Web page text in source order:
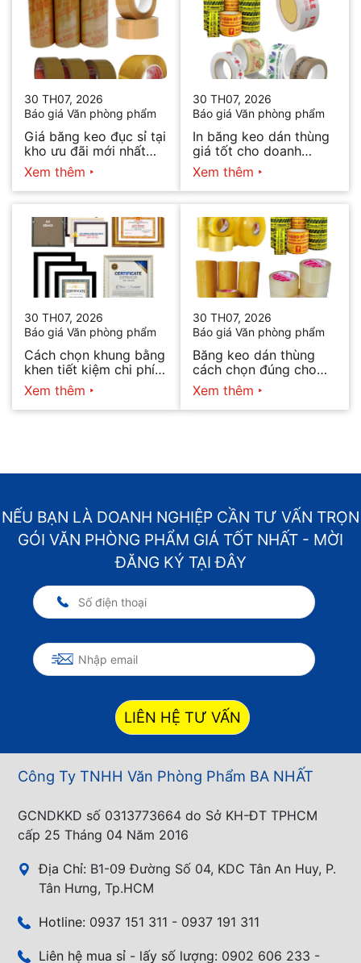
30 TH07, 2026
Báo giá Văn phòng phẩm
Giá băng keo đục sỉ tại
kho ưu đãi mới nhất
2026
Xem thêm
30 TH07, 2026
Báo giá Văn phòng phẩm
In băng keo dán thùng
giá tốt cho doanh
nghiệp bán hàng
Xem thêm
30 TH07, 2026
Báo giá Văn phòng phẩm
Cách chọn khung bằng
khen tiết kiệm chi phí
mà vẫn đẹp
Xem thêm
30 TH07, 2026
Báo giá Văn phòng phẩm
Băng keo dán thùng
cách chọn đúng cho
từng nhu cầu
Xem thêm
NẾU BẠN LÀ DOANH NGHIỆP CẦN TƯ VẤN TRỌN
GÓI VĂN PHÒNG PHẨM GIÁ TỐT NHẤT - MỜI
ĐĂNG KÝ TẠI ĐÂY
LIÊN HỆ TƯ VẤN
Công Ty TNHH Văn Phòng Phẩm BA NHẤT
GCNDKKD số 0313773664 do Sở KH-ĐT TPHCM
cấp 25 Tháng 04 Năm 2016
Địa Chỉ: B1-09 Đường Số 04, KDC Tân An Huy, P.
Tân Hưng, Tp.HCM
Hotline: 0937 151 311 - 0937 191 311
Liên hệ mua sỉ - lấy số lượng: 0902 606 233 -